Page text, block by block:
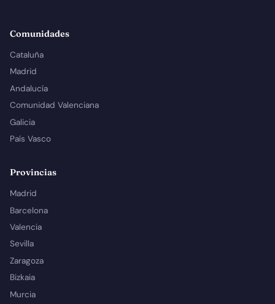
Comunidades
Cataluña
Madrid
Andalucía
Comunidad Valenciana
Galicia
País Vasco
Provincias
Madrid
Barcelona
Valencia
Sevilla
Zaragoza
Bizkaia
Murcia